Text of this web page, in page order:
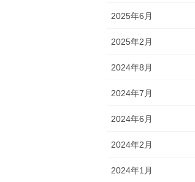
2025年6月
2025年2月
2024年8月
2024年7月
2024年6月
2024年2月
2024年1月